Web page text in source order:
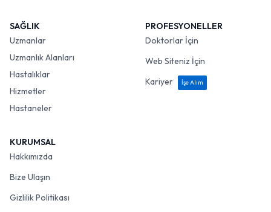
SAĞLIK
Uzmanlar
Uzmanlık Alanları
Hastalıklar
Hizmetler
Hastaneler
PROFESYONELLER
Doktorlar İçin
Web Siteniz İçin
Kariyer
İşe Alım
KURUMSAL
Hakkımızda
Bize Ulaşın
Gizlilik Politikası